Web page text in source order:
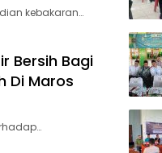
kebakaran…
Bersih Bagi
Di Maros